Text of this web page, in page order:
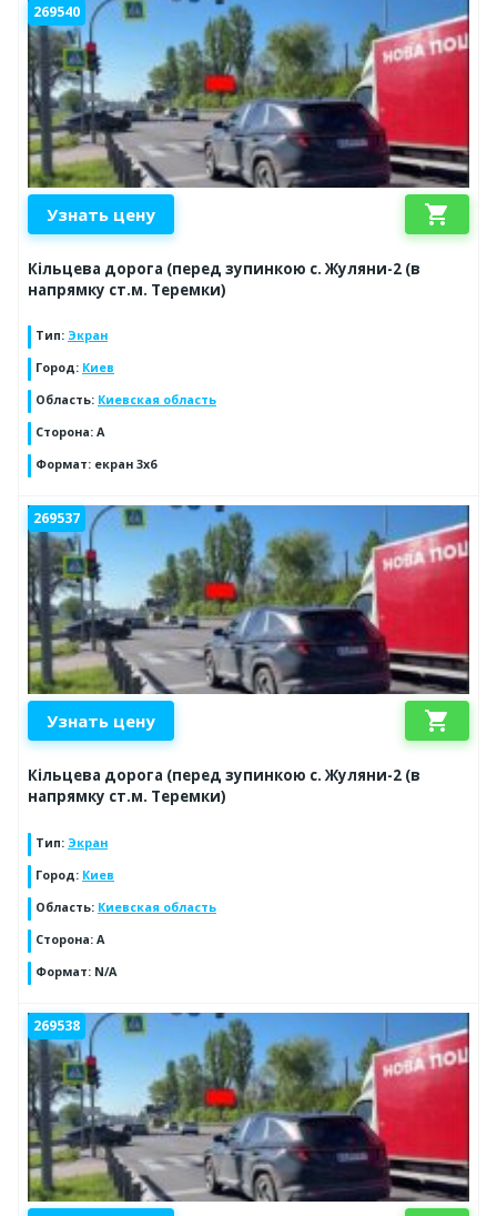
269540
Узнать цену shopping_cart
Кільцева дорога (перед зупинкою с. Жуляни-2 (в
напрямку ст.м. Теремки)
Тип: Экран
Город: Киев
Область: Киевская область
Сторона: A
Формат: екран 3х6
269537
Узнать цену shopping_cart
Кільцева дорога (перед зупинкою с. Жуляни-2 (в
напрямку ст.м. Теремки)
Тип: Экран
Город: Киев
Область: Киевская область
Сторона: A
Формат: N/A
269538